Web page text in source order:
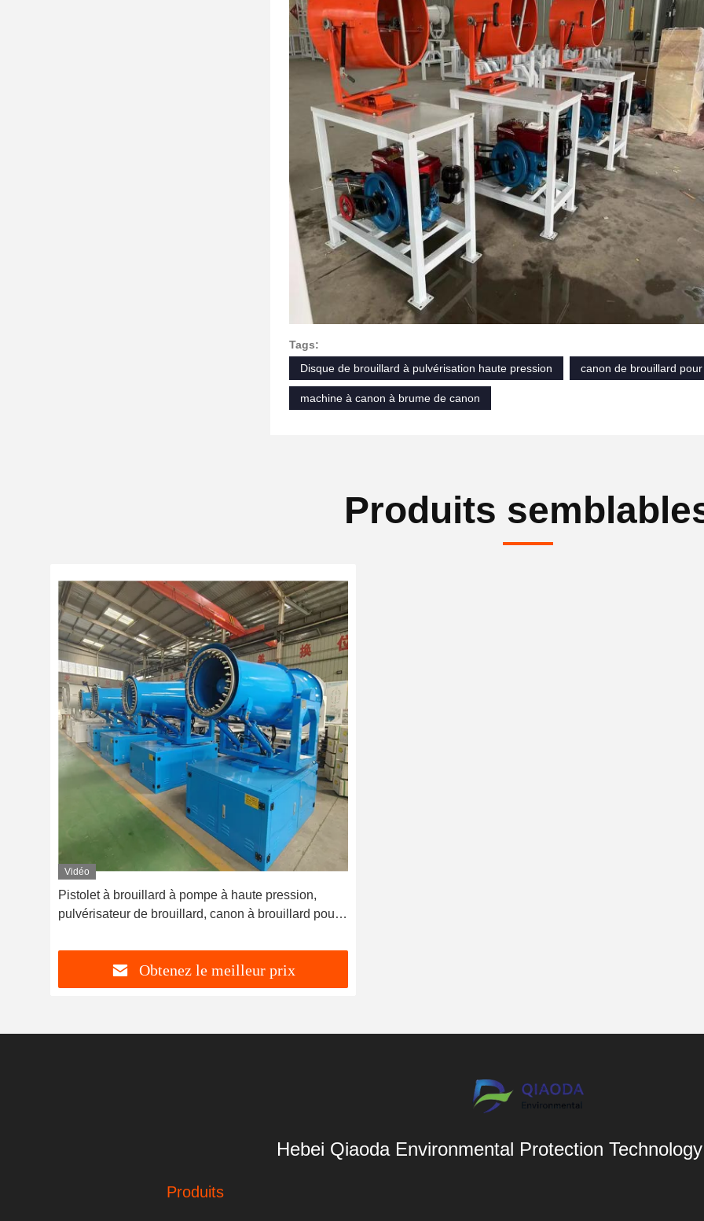
Tags:
Disque de brouillard à pulvérisation haute pression
canon de brouillard
machine à canon à brume de canon
Produits
Vidéo
Pistolet à brouillard à pompe à haute pression,
pulvérisateur de brouillard, canon à brouillard pour
Obtenez le meilleur prix
Hebei Qiaoda Environmental Protection
Produits